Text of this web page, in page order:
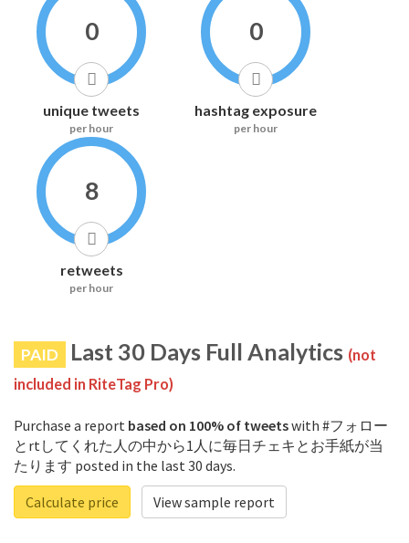
0
unique tweets
per hour
0
hashtag exposure
per hour
8
retweets
per hour
PAID Last 30 Days Full Analytics (not
included in RiteTag Pro)
Purchase a report based on 100% of tweetswith #フォロー
とrtしてくれた人の中から1人に毎日チェキとお手紙が当
たります posted in the last 30 days.
Calculate price
View sample report